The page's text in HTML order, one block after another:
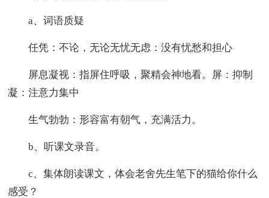
a、词语质疑
任凭：不论，无论无忧无虑：没有忧愁和担心
屏息凝视：指屏住呼吸，聚精会神地看。屏：抑制
凝：注意力集中
生气勃勃：形容富有朝气，充满活力。
b、听课文录音。
c、集体朗读课文，体会老舍先生笔下的猫给你什么
感受？